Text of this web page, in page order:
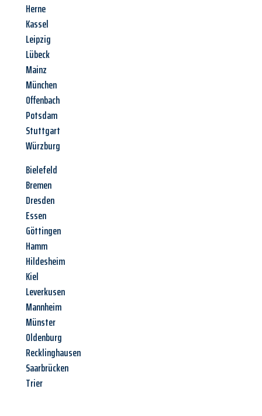
Herne
Kassel
Leipzig
Lübeck
Mainz
München
Offenbach
Potsdam
Stuttgart
Würzburg
Bielefeld
Bremen
Dresden
Essen
Göttingen
Hamm
Hildesheim
Kiel
Leverkusen
Mannheim
Münster
Oldenburg
Recklinghausen
Saarbrücken
Trier